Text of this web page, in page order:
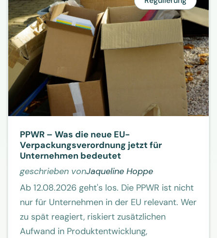
PPWR – Was die neue EU-
Verpackungsverordnung jetzt für
Unternehmen bedeutet
geschrieben vonJaqueline Hoppe
Ab 12.08.2026 geht's los. Die PPWR ist nicht
nur für Unternehmen in der EU relevant. Wer
zu spät reagiert, riskiert zusätzlichen
Aufwand in Produktentwicklung,